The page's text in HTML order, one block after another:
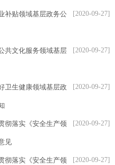
[2020-09-27]
补贴领域基层政务公
[2020-09-27]
共文化服务领域基层
[2020-09-27]
卫生健康领域基层政
[2020-09-27]
彻落实《安全生产领
见
[2020-09-27]
彻落实《安全生产领